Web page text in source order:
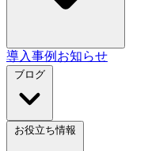
導入事例 お知らせ